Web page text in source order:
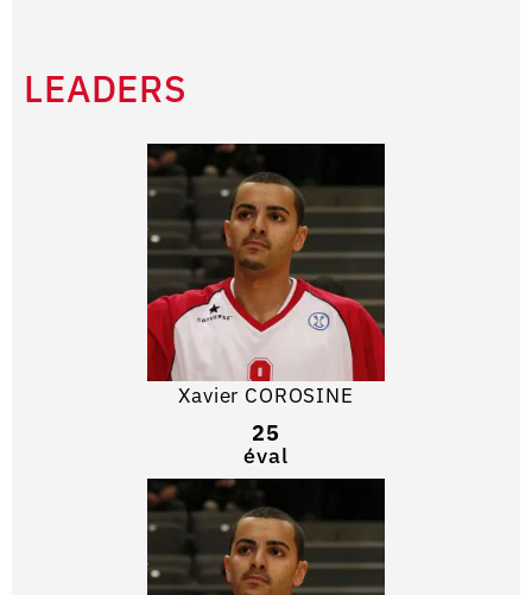
LEADERS
Xavier COROSINE
25
éval